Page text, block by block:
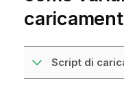
Script di